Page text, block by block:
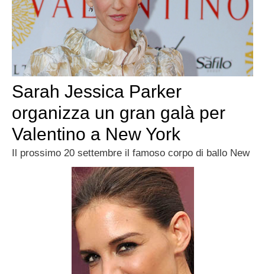
Sarah Jessica Parker
organizza un gran galà per
Valentino a New York
Il prossimo 20 settembre il famoso corpo di ballo New